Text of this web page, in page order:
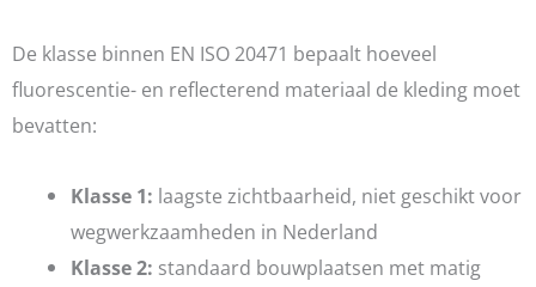
De klasse binnen EN ISO 20471 bepaalt hoeveel
fluorescentie- en reflecterend materiaal de kleding moet
bevatten:
Klasse 1: laagste zichtbaarheid, niet geschikt voor
wegwerkzaamheden in Nederland
Klasse 2: standaard bouwplaatsen met matig